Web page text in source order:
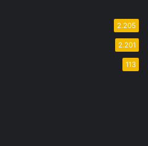
2.205
2.201
113